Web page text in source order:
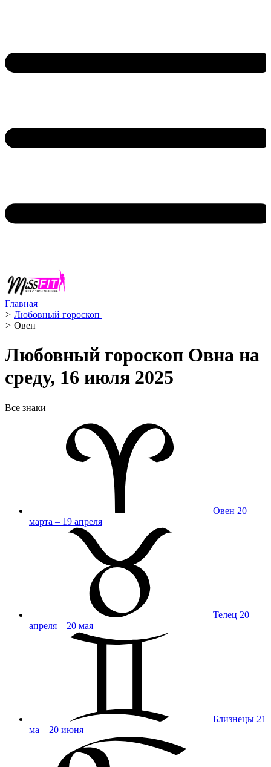
Главная
> Любовный гороскоп ️
> Овен ️
Любовный гороскоп Овна на
среду, 16 июля 2025
Все знаки
Овен 20
марта – 19 апреля
Телец 20
апреля – 20 мая
Близнецы 21
ма – 20 июня